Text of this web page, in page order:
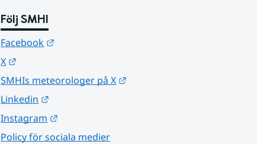
Följ SMHI
Facebook
X
SMHIs meteorologer på X
Linkedin
Instagram
Policy för sociala medier